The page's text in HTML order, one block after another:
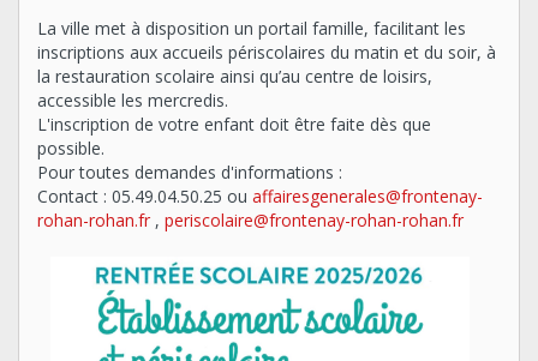
La ville met à disposition un portail famille, facilitant les
inscriptions aux accueils périscolaires du matin et du soir, à
la restauration scolaire ainsi qu’au centre de loisirs,
accessible les mercredis.
L'inscription de votre enfant doit être faite dès que
possible.
Pour toutes demandes d'informations :
Contact : 05.49.04.50.25 ou affairesgenerales@frontenay-
rohan-rohan.fr , periscolaire@frontenay-rohan-rohan.fr